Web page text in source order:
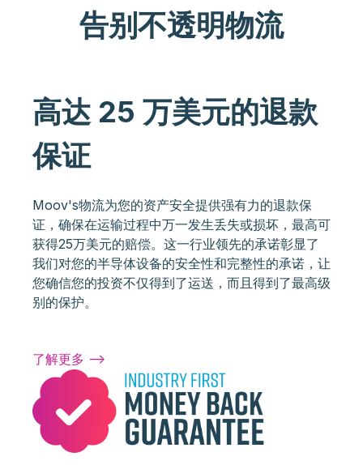
告别不透明物流
高达 25 万美元的退款
保证
Moov's物流为您的资产安全提供强有力的退款保
证，确保在运输过程中万一发生丢失或损坏，最高可
获得25万美元的赔偿。这一行业领先的承诺彰显了
我们对您的半导体设备的安全性和完整性的承诺，让
您确信您的投资不仅得到了运送，而且得到了最高级
别的保护。
了解更多 -->